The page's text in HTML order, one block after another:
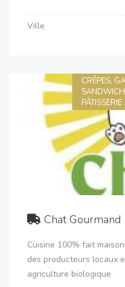
Ville
CRÊPES,
PÂTISSERIE
Chat Gourmand
Cuisine 100% fait
des producteurs locaux
agriculture biologique